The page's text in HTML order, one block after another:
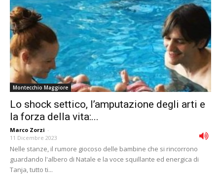
Montecchio Maggiore
Lo shock settico, l’amputazione degli arti e
la forza della vita:...
Marco Zorzi -
11 Dicembre 2023
Nelle stanze, il rumore giocoso delle bambine che si rincorrono
guardando l'albero di Natale e la voce squillante ed energica di
Tanja, tutto ti...